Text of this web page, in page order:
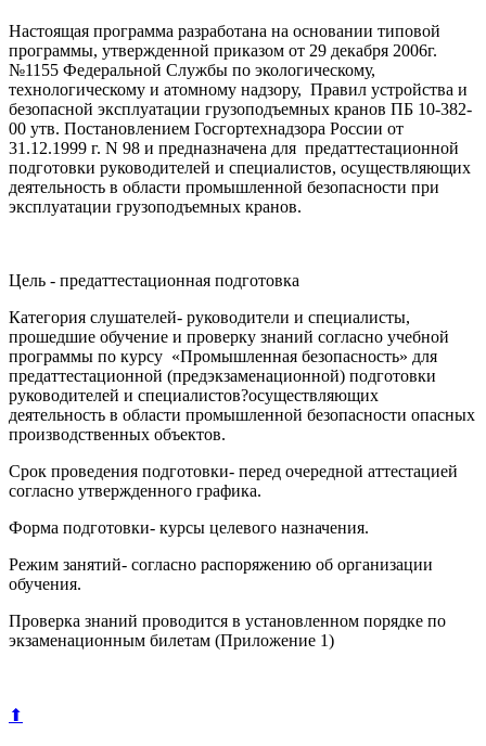
Настоящая программа разработана на основании типовой
программы, утвержденной приказом от 29 декабря 2006г.
№1155 Федеральной Службы по экологическому,
технологическому и атомному надзору, Правил устройства и
безопасной эксплуатации грузоподъемных кранов ПБ 10-382-
00 утв. Постановлением Госгортехнадзора России от
31.12.1999 г. N 98 и предназначена для предаттестационной
подготовки руководителей и специалистов, осуществляющих
деятельность в области промышленной безопасности при
эксплуатации грузоподъемных кранов.
Цель - предаттестационная подготовка
Категория слушателей- руководители и специалисты,
прошедшие обучение и проверку знаний согласно учебной
программы по курсу «Промышленная безопасность» для
предаттестационной (предэкзаменационной) подготовки
руководителей и специалистов?осуществляющих
деятельность в области промышленной безопасности опасных
производственных объектов.
Срок проведения подготовки- перед очередной аттестацией
согласно утвержденного графика.
Форма подготовки- курсы целевого назначения.
Режим занятий- согласно распоряжению об организации
обучения.
Проверка знаний проводится в установленном порядке по
экзаменационным билетам (Приложение 1)
⬆